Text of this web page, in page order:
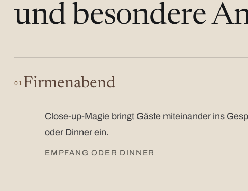
und besondere
01 Firmenabend
Close-up-Magie bringt Gäste miteinander ins
oder Dinner ein.
EMPFANG ODER DINNER